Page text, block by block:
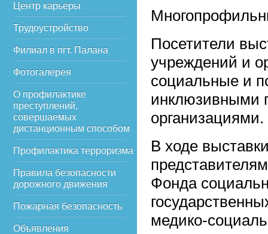
Центр карьеры
Трудоустройство
Филиал в пгт. Палана
Фотогалерея
О профилактике
преступлений,
совершаемых
дистанционным способом
Профилактика терроризма
Правила безопасности
дорожного движения
Пожарная безопасность
Объявления
Посетители
учреждений и
социальные и
инклюзивными
организациями.
В ходе
Фонда
медико-